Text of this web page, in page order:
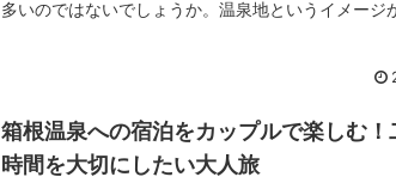
多いのではないでしょうか。温泉地というイメージ
泊まれて、観光も楽しめる宿を選ぶことができれば
箱根温泉への宿泊をカップルで楽しむ！
時間を大切にしたい大人旅